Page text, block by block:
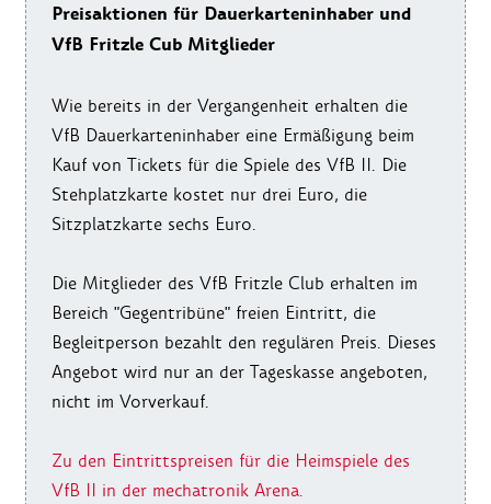
Preisaktionen für Dauerkarteninhaber und
VfB Fritzle Cub Mitglieder
Wie bereits in der Vergangenheit erhalten die
VfB Dauerkarteninhaber eine Ermäßigung beim
Kauf von Tickets für die Spiele des VfB II. Die
Stehplatzkarte kostet nur drei Euro, die
Sitzplatzkarte sechs Euro.
Die Mitglieder des VfB Fritzle Club erhalten im
Bereich "Gegentribüne" freien Eintritt, die
Begleitperson bezahlt den regulären Preis. Dieses
Angebot wird nur an der Tageskasse angeboten,
nicht im Vorverkauf.
Zu den Eintrittspreisen für die Heimspiele des
VfB II in der mechatronik Arena.